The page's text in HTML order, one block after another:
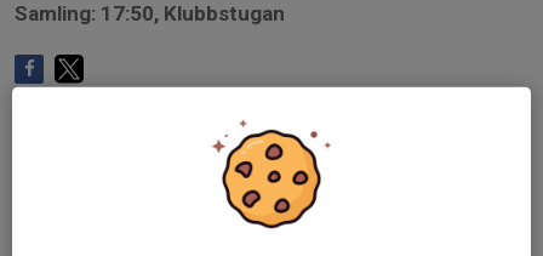
Samling: 17:50, Klubbstugan